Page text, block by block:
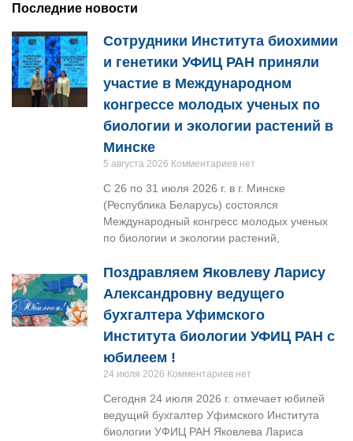
полиморфными
вариантами генов (по оси
Y – медиана -log10(p-
value) по всем локусам
каждого гена)
value) по всем локусам
каждого гена)
Последние новости
Сотрудники Института биохимии
и генетики УФИЦ РАН приняли
участие в Международном
конгрессе молодых ученых по
биологии и экологии растений в
Минске
5 августа 2026 Комментариев нет
С 26 по 31 июля 2026 г. в г. Минске
(Республика Беларусь) состоялся
Международный конгресс молодых ученых
по биологии и экологии растений,
Поздравляем Яковлеву Ларису
Александровну ведущего
бухгалтера Уфимского
Института биологии УФИЦ РАН с
юбилеем !
24 июля 2026 Комментариев нет
Сегодня 24 июля 2026 г. отмечает юбилей
ведущий бухгалтер Уфимского Института
биологии УФИЦ РАН Яковлева Лариса